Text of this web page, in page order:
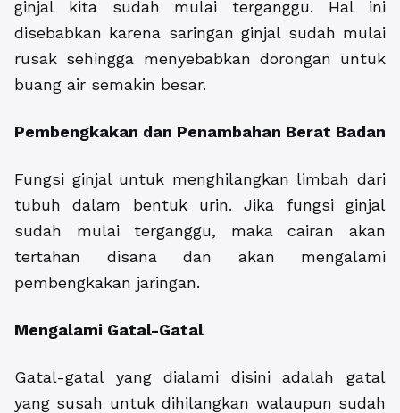
ginjal kita sudah mulai terganggu. Hal ini
disebabkan karena saringan ginjal sudah mulai
rusak sehingga menyebabkan dorongan untuk
buang air semakin besar.
Pembengkakan dan Penambahan Berat Badan
Fungsi ginjal untuk menghilangkan limbah dari
tubuh dalam bentuk urin. Jika fungsi ginjal
sudah mulai terganggu, maka cairan akan
tertahan disana dan akan mengalami
pembengkakan jaringan.
Mengalami Gatal-Gatal
Gatal-gatal yang dialami disini adalah gatal
yang susah untuk dihilangkan walaupun sudah